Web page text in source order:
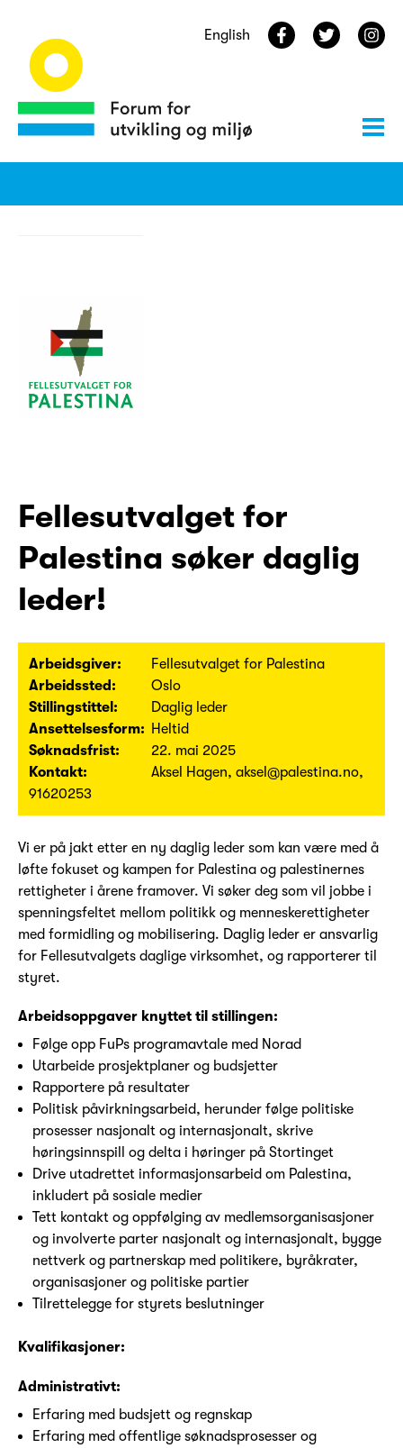
English
Fellesutvalget for
Palestina søker daglig
leder!
Arbeidsgiver:
Fellesutvalget for Palestina
Arbeidssted:
Oslo
Stillingstittel:
Daglig leder
Ansettelsesform: Heltid
Søknadsfrist:
22. mai 2025
Kontakt:
Aksel Hagen, aksel@palestina.no,
91620253
Vi er på jakt etter en ny daglig leder som kan være med å
løfte fokuset og kampen for Palestina og palestinernes
rettigheter i årene framover. Vi søker deg som vil jobbe i
spenningsfeltet mellom politikk og menneskerettigheter
med formidling og mobilisering. Daglig leder er ansvarlig
for Fellesutvalgets daglige virksomhet, og rapporterer til
styret.
Arbeidsoppgaver knyttet til stillingen:
Følge opp FuPs programavtale med Norad
Utarbeide prosjektplaner og budsjetter
Rapportere på resultater
Politisk påvirkningsarbeid, herunder følge politiske
prosesser nasjonalt og internasjonalt, skrive
høringsinnspill og delta i høringer på Stortinget
Drive utadrettet informasjonsarbeid om Palestina,
inkludert på sosiale medier
Tett kontakt og oppfølging av medlemsorganisasjoner
og involverte parter nasjonalt og internasjonalt, bygge
nettverk og partnerskap med politikere, byråkrater,
organisasjoner og politiske partier
Tilrettelegge for styrets beslutninger
Kvalifikasjoner:
Administrativt:
Erfaring med budsjett og regnskap
Erfaring med offentlige søknadsprosesser og